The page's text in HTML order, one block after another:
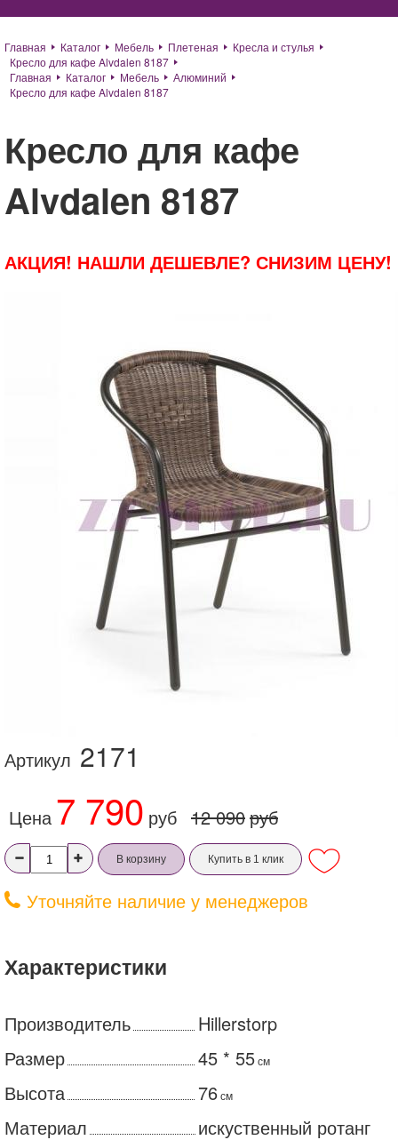
Главная Каталог Мебель Плетеная
Кресла и стулья
Кресло для кафе Alvdalen 8187
Главная
Каталог Мебель
Алюминий
Кресло для кафе Alvdalen 8187
Кресло для кафе
Alvdalen 8187
АКЦИЯ! НАШЛИ ДЕШЕВЛЕ? СНИЗИМ ЦЕНУ!
Артикул 2171
Цена 7 790 руб 12 090руб
В корзину Купить в 1 клик
Уточняйте наличие у менеджеров
Характеристики
Производитель
Hillerstorp
Размер
45 * 55см
Высота 76см
Материал
искуственный ротанг